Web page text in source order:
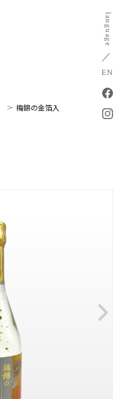
language
EN
梅錦の金箔入